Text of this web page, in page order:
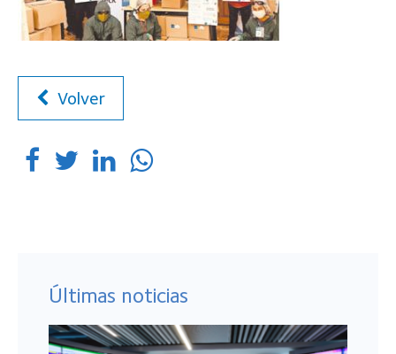
Volver
Últimas noticias